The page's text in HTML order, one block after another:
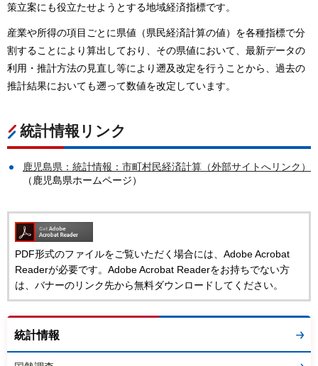
策立案にも役立たせようとする地域経済指標です。
産業や所得の項目ごとに県値（県民経済計算の値）を各種指標で分
割することにより算出しており、その県値において、最新データの
利用・推計方法の見直し等により遡及改定を行うことから、過去の
推計結果においても遡って数値を改定しています。
統計情報リンク
鹿児島県：統計情報：市町村民経済計算（外部サイトへリンク）
（鹿児島県ホームページ）
PDF形式のファイルをご覧いただく場合には、Adobe Acrobat
Readerが必要です。Adobe Acrobat Readerをお持ちでない方
は、バナーのリンク先から無料ダウンロードしてください。
統計情報